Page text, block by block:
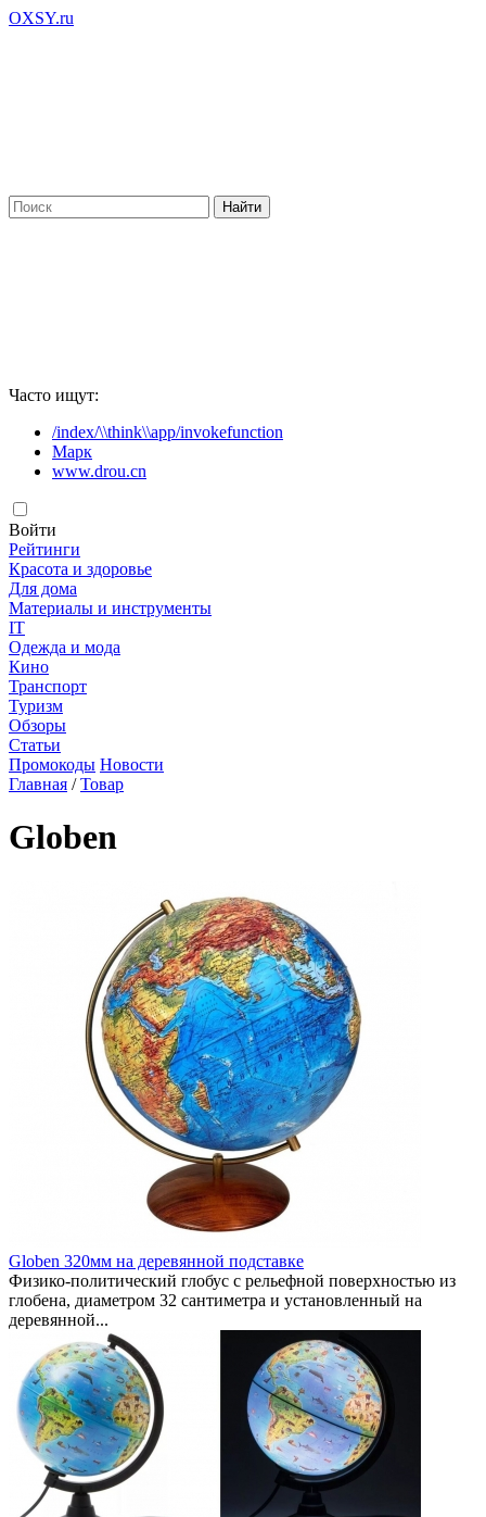
OXSY.ru
Часто ищут:
/index/\\think\\app/invokefunction
Марк
www.drou.cn
Войти
Рейтинги
Красота и здоровье
Для дома
Материалы и инструменты
IT
Одежда и мода
Кино
Транспорт
Туризм
Обзоры
Статьи
Промокоды Новости
Главная /Товар
Globen
Globen 320мм на деревянной подставке
Физико-политический глобус с рельефной поверхностью из
глобена, диаметром 32 сантиметра и установленный на
деревянной...